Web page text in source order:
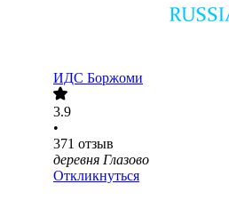
ИДС Боржоми
3.9
•
371 отзыв
деревня Глазово
Откликнуться